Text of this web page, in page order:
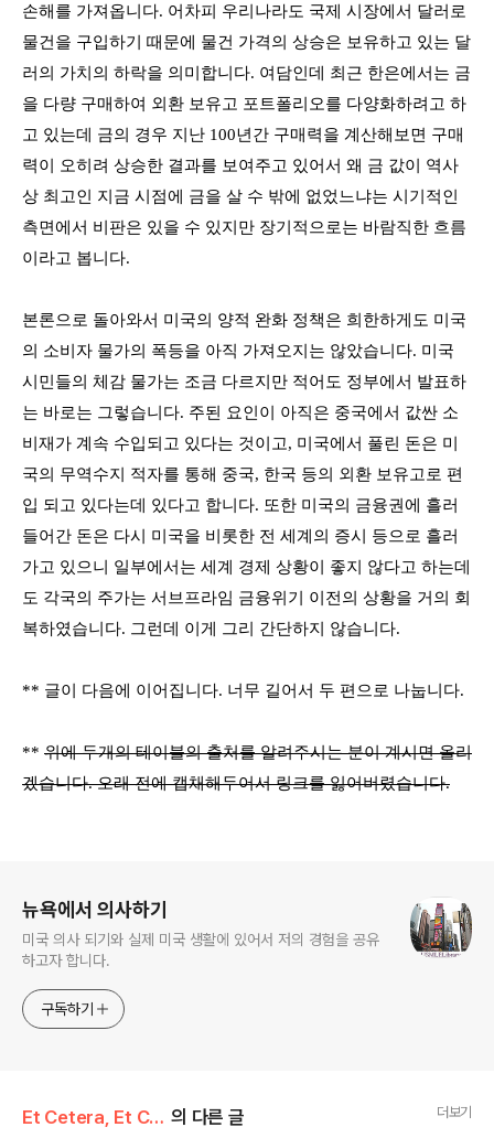
손해를 가져옵니다. 어차피 우리나라도 국제 시장에서 달러로
물건을 구입하기 때문에 물건 가격의 상승은 보유하고 있는 달
러의 가치의 하락을 의미합니다. 여담인데 최근 한은에서는 금
을 다량 구매하여 외환 보유고 포트폴리오를 다양화하려고 하
고 있는데 금의 경우 지난 100년간 구매력을 계산해보면 구매
력이 오히려 상승한 결과를 보여주고 있어서 왜 금 값이 역사
상 최고인 지금 시점에 금을 살 수 밖에 없었느냐는 시기적인
측면에서 비판은 있을 수 있지만 장기적으로는 바람직한 흐름
이라고 봅니다.
본론으로 돌아와서 미국의 양적 완화 정책은 희한하게도 미국
의 소비자 물가의 폭등을 아직 가져오지는 않았습니다. 미국
시민들의 체감 물가는 조금 다르지만 적어도 정부에서 발표하
는 바로는 그렇습니다. 주된 요인이 아직은 중국에서 값싼 소
비재가 계속 수입되고 있다는 것이고, 미국에서 풀린 돈은 미
국의 무역수지 적자를 통해 중국, 한국 등의 외환 보유고로 편
입 되고 있다는데 있다고 합니다. 또한 미국의 금융권에 흘러
들어간 돈은 다시 미국을 비롯한 전 세계의 증시 등으로 흘러
가고 있으니 일부에서는 세계 경제 상황이 좋지 않다고 하는데
도 각국의 주가는 서브프라임 금융위기 이전의 상황을 거의 회
복하였습니다. 그런데 이게 그리 간단하지 않습니다.
** 글이 다음에 이어집니다. 너무 길어서 두 편으로 나눕니다.
** 위에 두개의 테이블의 출처를 알려주시는 분이 계시면 올리
겠습니다. 오래 전에 캡채해두어서 링크를 잃어버렸습니다.
뉴욕에서 의사하기
미국 의사 되기와 실제 미국 생활에 있어서 저의 경험을 공유
하고자 합니다.
구독하기
Et Cetera, Et Cetera, Et Cetera 의 다른 글 더보기